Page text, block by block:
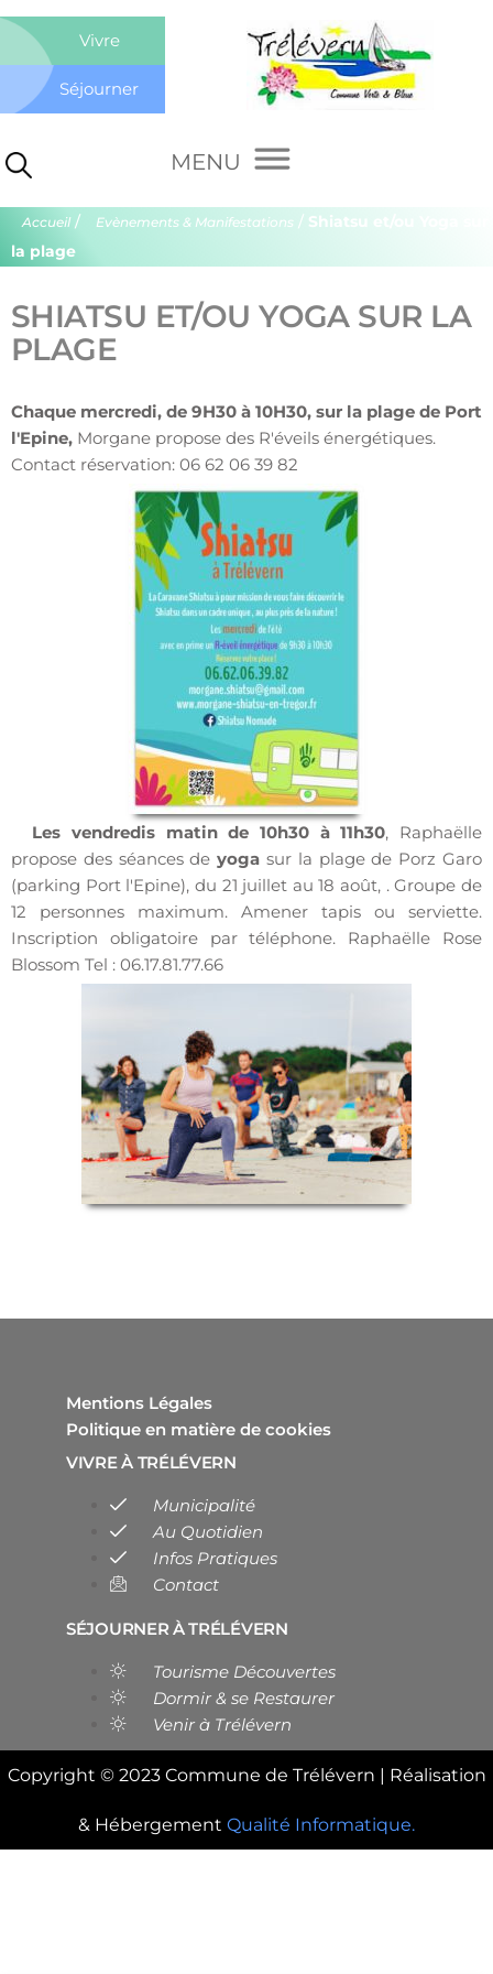
Vivre
Séjourner
Accueil/ Evènements & Manifestations / Shiatsu et/ou Yoga sur
la plage
SHIATSU ET/OU YOGA SUR LA
PLAGE
Chaque mercredi, de 9H30 à 10H30, sur la plage de Port
l'Epine, Morgane propose des R'éveils énergétiques.
Contact réservation: 06 62 06 39 82
Les vendredis matin de 10h30 à 11h30, Raphaëlle
propose des séances deyoga sur la plage de Porz Garo
(parking Port l'Epine), du 21 juillet au 18 août, . Groupe de
12 personnes maximum. Amener tapis ou serviette.
Inscription obligatoire par téléphone. Raphaëlle Rose
Blossom Tel : 06.17.81.77.66
Mentions Légales
Politique en matière de cookies
VIVRE À TRÉLÉVERN
Municipalité
Au Quotidien
Infos Pratiques
Contact
SÉJOURNER À TRÉLÉVERN
Tourisme Découvertes
Dormir & se Restaurer
Venir à Trélévern
Copyright © 2023 Commune de Trélévern | Réalisation
& Hébergement Qualité Informatique.